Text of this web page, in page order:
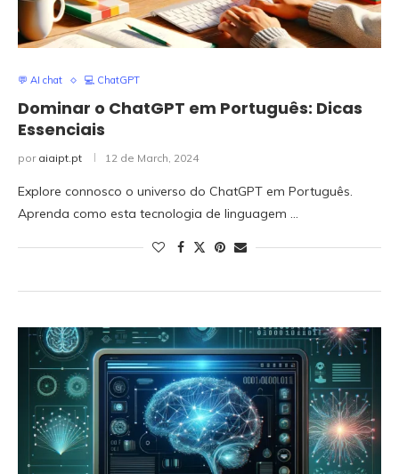
💬 AI chat 💻 ChatGPT
Dominar o ChatGPT em Português: Dicas
Essenciais
por aiaipt.pt 12 de March, 2024
Explore connosco o universo do ChatGPT em Português.
Aprenda como esta tecnologia de linguagem …